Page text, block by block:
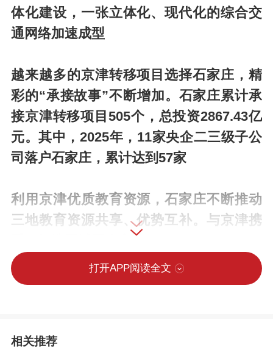
体化建设，一张立体化、现代化的综合交
通网络加速成型
越来越多的京津转移项目选择石家庄，精
彩的“承接故事”不断增加。石家庄累计承
接京津转移项目505个，总投资2867.43亿
元。其中，2025年，11家央企二三级子公
司落户石家庄，累计达到57家
利用京津优质教育资源，石家庄不断推动
三地教育资源共享、优势互补。与京津携
初夏五月，草木竞秀。放眼石家庄，处处
打开APP阅读全文
相关推荐